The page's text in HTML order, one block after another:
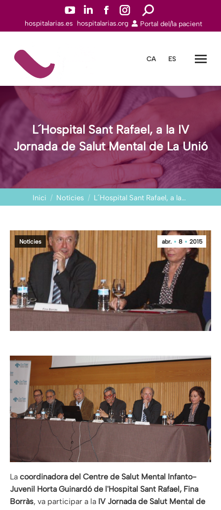
YouTube
page
window
Linkedin
page
window
Facebook
page
window
Instagram
page
window
Search:
hospitalarias.es hospitalarias.org Portal del/la pacient
CA ES
L´Hospital Sant Rafael, a la IV
Jornada de Salut Mental de La Unió
You are here:
Inici Notícies L´Hospital Sant Rafael, a la…
abr. 8 2015
Notícies
La coordinadora del Centre de Salut Mental Infanto-
Juvenil Horta Guinardó de l'Hospital Sant Rafael, Fina
Borràs, va participar a la IV Jornada de Salut Mental de